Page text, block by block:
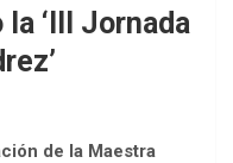
‘III Jornada
de la Maestra